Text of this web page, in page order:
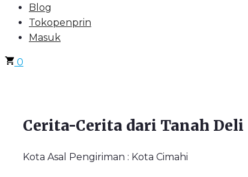
Blog
Tokopenprin
Masuk
0
Cerita-Cerita dari Tanah Deli
Kota Asal Pengiriman : Kota Cimahi